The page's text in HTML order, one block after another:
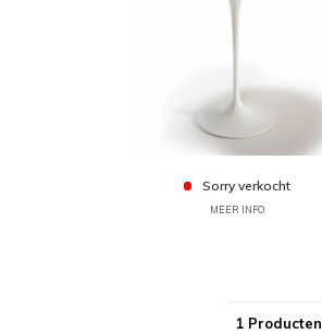
Sorry verkocht
MEER INFO
1 Producten